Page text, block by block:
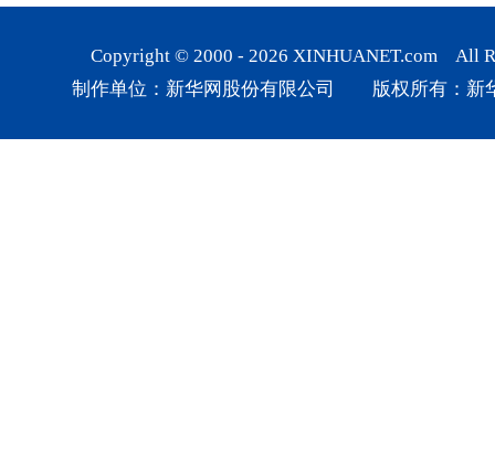
Copyright © 2000 - 2026 XINHUANET.com All
制作单位：新华网股份有限公司 版权所有：新